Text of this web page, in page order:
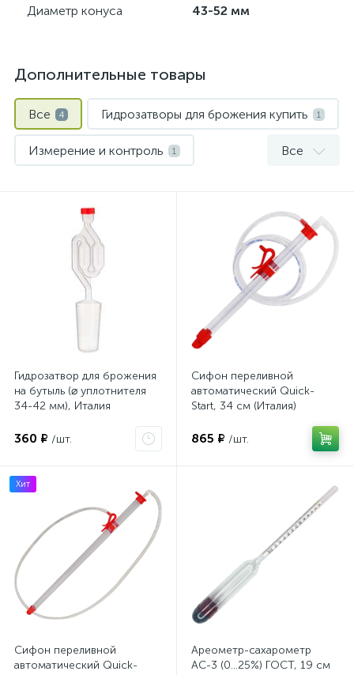
Диаметр конуса 43-52 мм
Дополнительные товары
Все 4 Гидрозатворы для брожения купить 1
Измерение и контроль 1 Все
Гидрозатвор для брожения
на бутыль (⌀ уплотнителя
34-42 мм), Италия
360 ₽ /шт.
Сифон переливной
автоматический Quick-
Start, 34 см (Италия)
865 ₽ /шт.
Хит
Сифон переливной
автоматический Quick-
Ареометр-сахарометр
АС-3 (0...25%) ГОСТ, 19 см